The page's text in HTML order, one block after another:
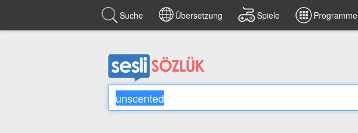
Suche Übersetzung Spiele Programme